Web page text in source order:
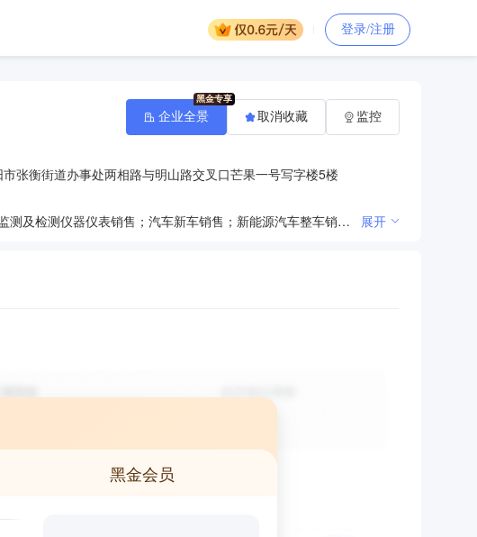
登录/注册
张衡街道办事处两相路与明山路交叉口芒果一号写字楼5楼
一般项目：技术服务、技术开发、技术咨询、技术交流、技术转让、技术推广；水质污染物监测及检测仪器仪表销售；汽车新车销售；新能源汽车整车销售；电动自行车销售；物业管理；环境保护专用设备销售；教学专用仪器销售；玩具销售；家具销售；音响设备销售；体育用品及器材批发；工艺美术品及礼仪用品销售（象牙及其制品除外）；计算机软硬件及辅助设备批发；家用电器销售；日用百货销售；针纺织品销售；厨具卫具及日用杂品批发；仪器仪表销售；办公用品销售；办公设备销售；通讯设备销售；数字视频监控系统销售；农、林、牧、副、渔业专业机械的销售；第一类医疗器械销售；消防器材销售；货物进出口；进出口代理；互联网销售（除销售需要许可的商品）（除依法须经批准的项目外，凭营业执照依法自主开展经营活动）许可项目：公路管理与养护；道路货物运输（不含危险货物）；城市生活垃圾经营性服务；出版物零售（依法须经批准的项目，经相关部门批准后方可开展经营活动，具体经营项目以相关部门批准文件或许可证件为准） 展开
企业全景 取消收藏 监控
黑金会员